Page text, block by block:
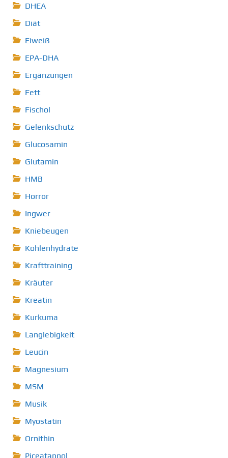
DHEA
Diät
Eiweiß
EPA-DHA
Ergänzungen
Fett
Fischol
Gelenkschutz
Glucosamin
Glutamin
HMB
Horror
Ingwer
Kniebeugen
Kohlenhydrate
Krafttraining
Kräuter
Kreatin
Kurkuma
Langlebigkeit
Leucin
Magnesium
MSM
Musik
Myostatin
Ornithin
Piceatannol